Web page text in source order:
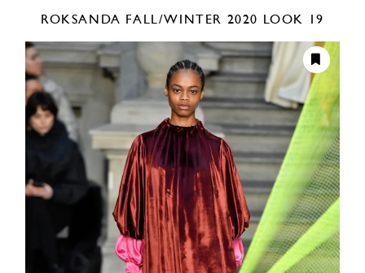
ROKSANDA FALL/WINTER 2020 LOOK 19